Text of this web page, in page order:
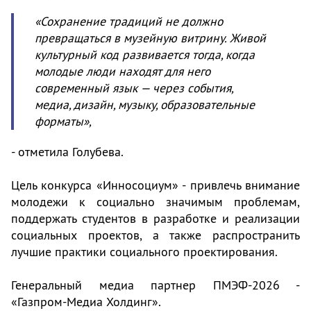
«Сохранение традиций не должно
превращаться в музейную витрину. Живой
культурный код развивается тогда, когда
молодые люди находят для него
современный язык — через события,
медиа, дизайн, музыку, образовательные
форматы»,
- отметила Голубева.
Цель конкурса «Инносоциум» - привлечь внимание
молодежи к социально значимым проблемам,
поддержать студентов в разработке и реализации
социальных проектов, а также распространить
лучшие практики социального проектирования.
Генеральный медиа партнер ПМЭФ-2026 -
«Газпром-Медиа Холдинг».